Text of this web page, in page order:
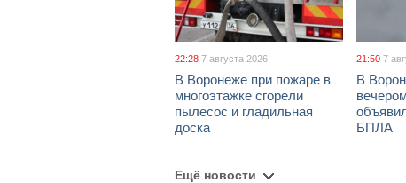
22:28 7 августа 2026
В Воронеже при пожаре в
многоэтажке сгорели
пылесос и гладильная
доска
21:50 7
В
БПЛА
Ещё новости